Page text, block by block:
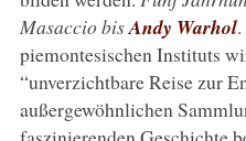
Masaccio bisAndy Warhol
piemontesischen Instituts
“unverzichtbare Reise zur
außergewöhnlichen